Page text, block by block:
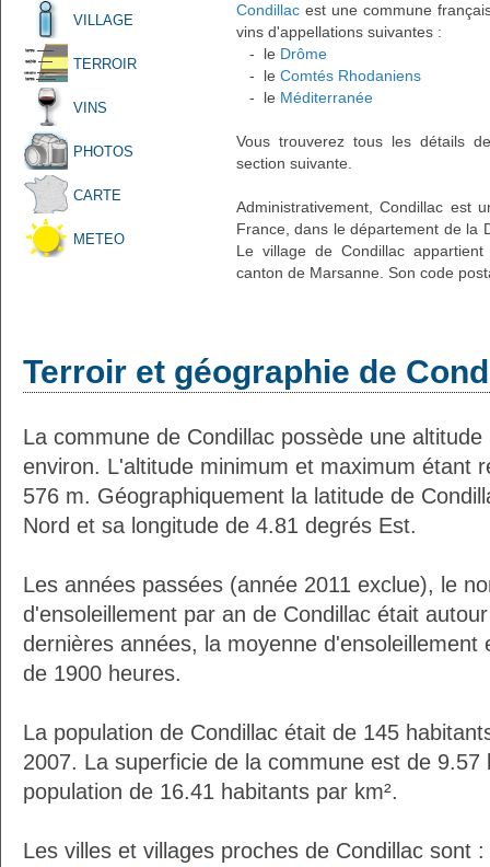
VILLAGE
TERROIR
VINS
PHOTOS
CARTE
METEO
Condillac est une commune
vins d'appellations suivantes :
- le Drôme
- le Comtés Rhodaniens
- le Méditerranée
Vous trouverez tous les détails
section suivante.
Administrativement, Condillac est
France, dans le département de la
Le village de Condillac
canton de Marsanne. Son code
Terroir et géographie de
La commune de Condillac possède une
environ. L'altitude minimum et maximum étant
576 m. Géographiquement la latitude de
Nord et sa longitude de 4.81 degrés Est.
Les années passées (année 2011 exclue), le
d'ensoleillement par an de Condillac était
dernières années, la moyenne d'ensoleillement
de 1900 heures.
La population de Condillac était de 145
2007. La superficie de la commune est de 9.57
population de 16.41 habitants par km².
Les villes et villages proches de Condillac sont :